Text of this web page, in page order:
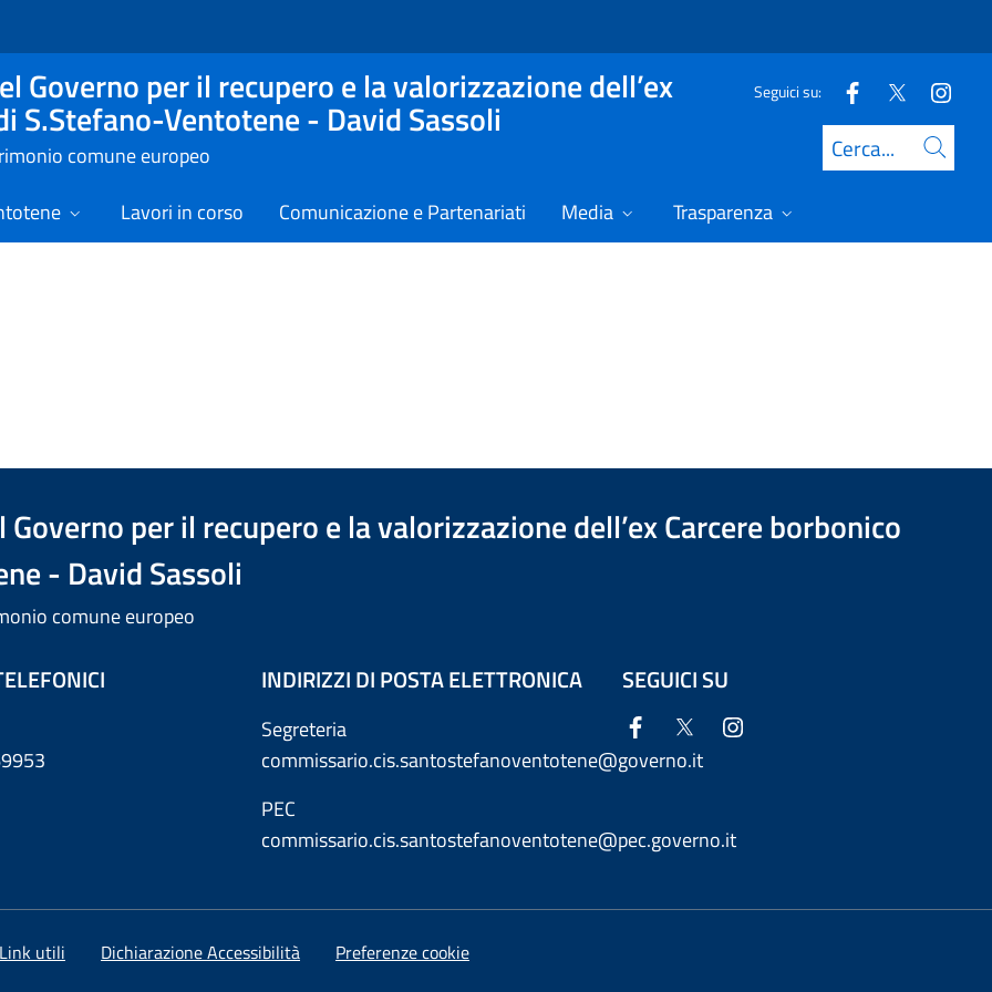
Governo per il recupero e la valorizzazione dell’ex
S.Stefano-Ventotene - David Sassoli
comune europeo
Seguici su:
Cerca
Lavori in corso Comunicazione e Partenariati Media Trasparenza
per il recupero e la valorizzazione dell’ex Carcere borbonico
- David Sassoli
comune europeo
INDIRIZZI DI POSTA ELETTRONICA
Segreteria
commissario.cis.santostefanoventotene@governo.it
PEC
commissario.cis.santostefanoventotene@pec.governo.it
SEGUICI SU
Link utili Dichiarazione Accessibilità Preferenze cookie